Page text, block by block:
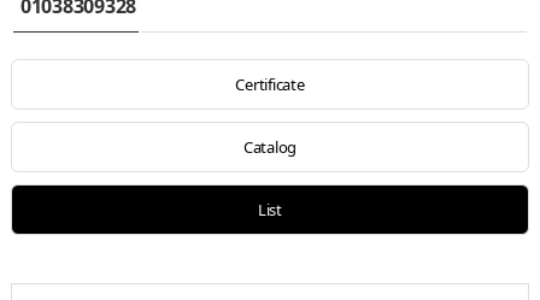
01038309328
Certificate
Catalog
List